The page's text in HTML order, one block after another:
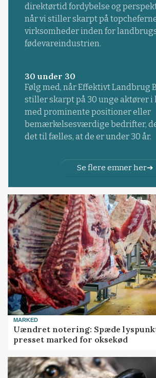
direktørtid fordybelse og
når vi stiller skarpt på
virksomheder inden for
fødevareindustrien.
30 under 30
Følg med, når Effektivt Landbrug
stiller skarpt på 30 unge aktører
med prominente positioner eller
bemærkelsesværdige bedrifter,
det til fælles, at de er under 30 år.
Se flere emner her
MARKED
Uændret notering: Spæde
presset marked for oksekød